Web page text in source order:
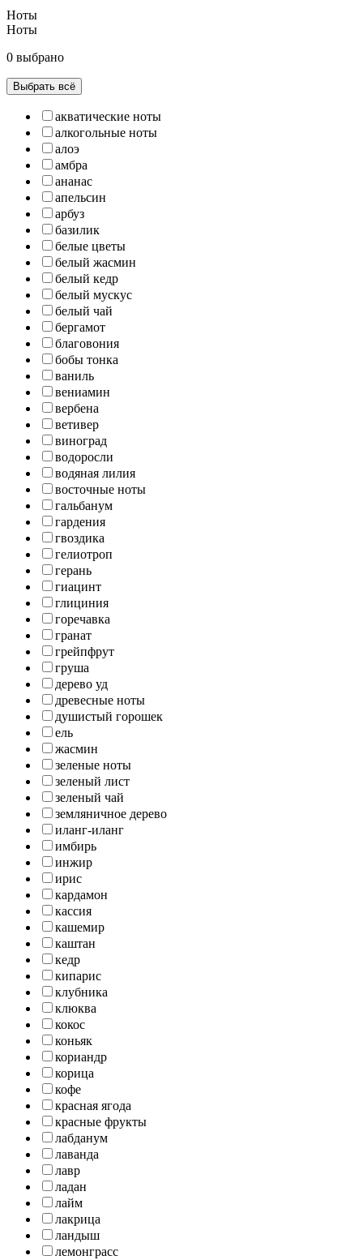
Ноты
Ноты
0 выбрано
Выбрать всё
акватические ноты
алкогольные ноты
алоэ
амбра
ананас
апельсин
арбуз
базилик
белые цветы
белый жасмин
белый кедр
белый мускус
белый чай
бергамот
благовония
бобы тонка
ваниль
вениамин
вербена
ветивер
виноград
водоросли
водяная лилия
восточные ноты
гальбанум
гардения
гвоздика
гелиотроп
герань
гиацинт
глициния
горечавка
гранат
грейпфрут
груша
дерево уд
древесные ноты
душистый горошек
ель
жасмин
зеленые ноты
зеленый лист
зеленый чай
земляничное дерево
иланг-иланг
имбирь
инжир
ирис
кардамон
кассия
кашемир
каштан
кедр
кипарис
клубника
клюква
кокос
коньяк
кориандр
корица
кофе
красная ягода
красные фрукты
лабданум
лаванда
лавр
ладан
лайм
лакрица
ландыш
лемонграсс